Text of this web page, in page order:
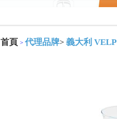
首頁 > 代理品牌> 義大利 VELP